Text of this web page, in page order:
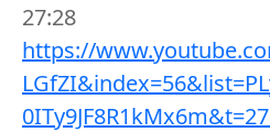
27:28
https://